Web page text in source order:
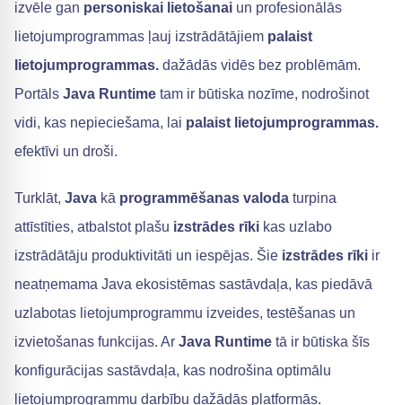
izvēle gan personiskai lietošanai un profesionālās
lietojumprogrammas ļauj izstrādātājiem palaist
lietojumprogrammas. dažādās vidēs bez problēmām.
Portāls Java Runtime tam ir būtiska nozīme, nodrošinot
vidi, kas nepieciešama, lai palaist lietojumprogrammas.
efektīvi un droši.
Turklāt, Java kā programmēšanas valoda turpina
attīstīties, atbalstot plašu izstrādes rīki kas uzlabo
izstrādātāju produktivitāti un iespējas. Šie izstrādes rīki ir
neatņemama Java ekosistēmas sastāvdaļa, kas piedāvā
uzlabotas lietojumprogrammu izveides, testēšanas un
izvietošanas funkcijas. Ar Java Runtime tā ir būtiska šīs
konfigurācijas sastāvdaļa, kas nodrošina optimālu
lietojumprogrammu darbību dažādās platformās.